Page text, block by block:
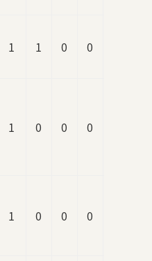
1 1 0 0
1 0 0 0
1 0 0 0